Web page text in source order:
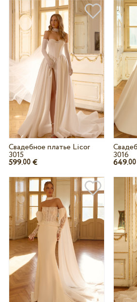
Свадебное платье Licor
3015
599.00€
3016
649.00